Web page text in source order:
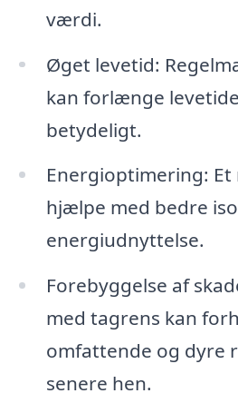
værdi.
Øget levetid:
kan forlænge
betydeligt.
Energioptimering:
hjælpe med bedre
energiudnyttelse.
Forebyggelse af
med tagrens kan
omfattende og dyre
senere hen.